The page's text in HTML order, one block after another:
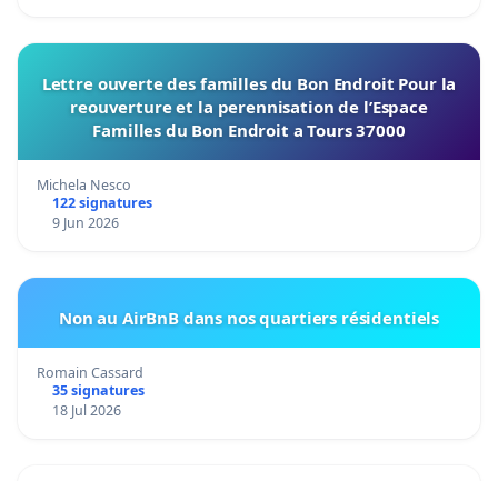
Lettre ouverte des familles du Bon Endroit Pour la
reouverture et la perennisation de l’Espace
Familles du Bon Endroit a Tours 37000
Michela Nesco
122 signatures
9 Jun 2026
Non au AirBnB dans nos quartiers résidentiels
Romain Cassard
35 signatures
18 Jul 2026